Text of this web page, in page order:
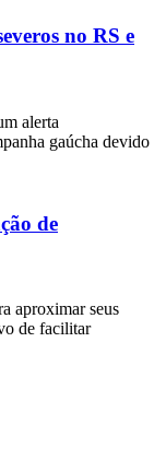
no RS e
alerta
gaúcha devido
de
aproximar seus
de facilitar